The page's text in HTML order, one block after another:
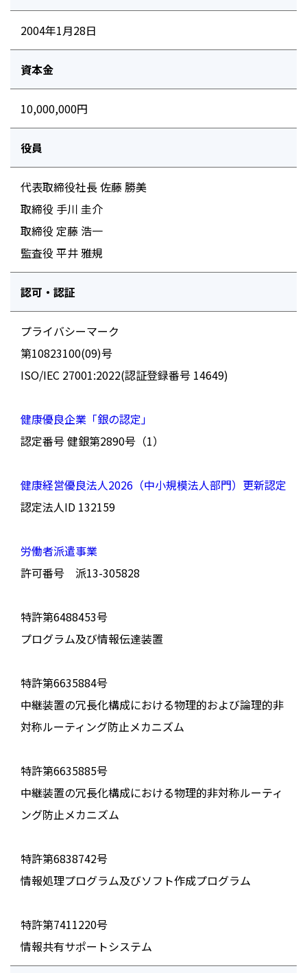
2004年1月28日
資本金
10,000,000円
役員
代表取締役社長 佐藤 勝美
取締役 手川 圭介
取締役 定藤 浩一
監査役 平井 雅規
認可・認証
プライバシーマーク
第10823100(09)号
ISO/IEC 27001:2022(認証登録番号 14649)
健康優良企業「銀の認定」
認定番号 健銀第2890号（1）
健康経営優良法人2026（中小規模法人部門）更新認定
認定法人ID 132159
労働者派遣事業
許可番号 派13-305828
特許第6488453号
プログラム及び情報伝達装置
特許第6635884号
中継装置の冗長化構成における物理的および論理的非
対称ルーティング防止メカニズム
特許第6635885号
中継装置の冗長化構成における物理的非対称ルーティ
ング防止メカニズム
特許第6838742号
情報処理プログラム及びソフト作成プログラム
特許第7411220号
情報共有サポートシステム